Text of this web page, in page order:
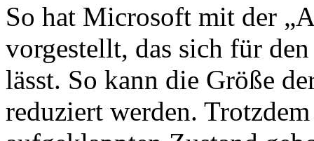
So hat Microsoft mit der
vorgestellt, das sich für
lässt. So kann die Größe
reduziert werden.